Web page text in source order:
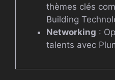
thèmes clés
Building
Networking :
talents avec